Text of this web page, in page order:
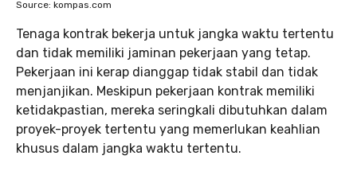
Source: kompas.com
Tenaga kontrak bekerja untuk jangka waktu tertentu
dan tidak memiliki jaminan pekerjaan yang tetap.
Pekerjaan ini kerap dianggap tidak stabil dan tidak
menjanjikan. Meskipun pekerjaan kontrak memiliki
ketidakpastian, mereka seringkali dibutuhkan dalam
proyek-proyek tertentu yang memerlukan keahlian
khusus dalam jangka waktu tertentu.